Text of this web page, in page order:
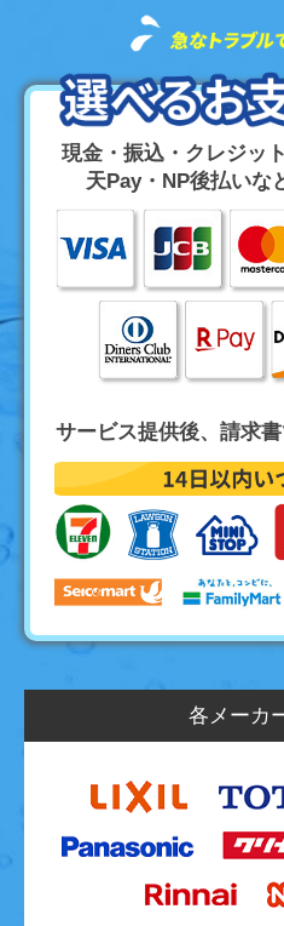
現金・振込・クレジッ
天Pay・NP後払いな
サービス提供後、請求
各メーカ